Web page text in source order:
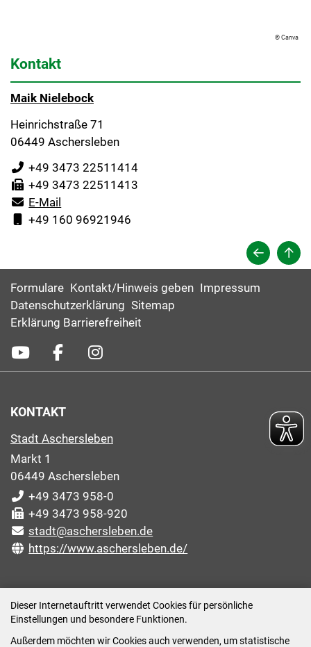
Dieser Internetauftritt verwendet Cookies für persönliche
Einstellungen und besondere Funktionen.
Außerdem möchten wir Cookies auch verwenden, um statistische
© Canva
Kontakt
Maik Nielebock
Heinrichstraße 71
06449 Aschersleben
+49 3473 22511414
+49 3473 22511413
E-Mail
+49 160 96921946
Formulare Kontakt/Hinweis geben Impressum
Datenschutzerklärung Sitemap
Erklärung Barrierefreiheit
KONTAKT
Stadt Aschersleben
Markt 1
06449 Aschersleben
+49 3473 958-0
+49 3473 958-920
stadt@aschersleben.de
https://www.aschersleben.de/
Montag: 09:00-12:00 /14:00-15:00 Uhr
Dienstag: 09:00-12:00 /14:00-16:00 Uhr